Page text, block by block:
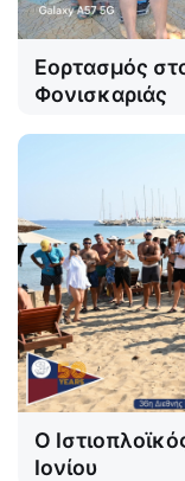
Εορτασμός
Φονισκαριάς
Ο
Ιονίου